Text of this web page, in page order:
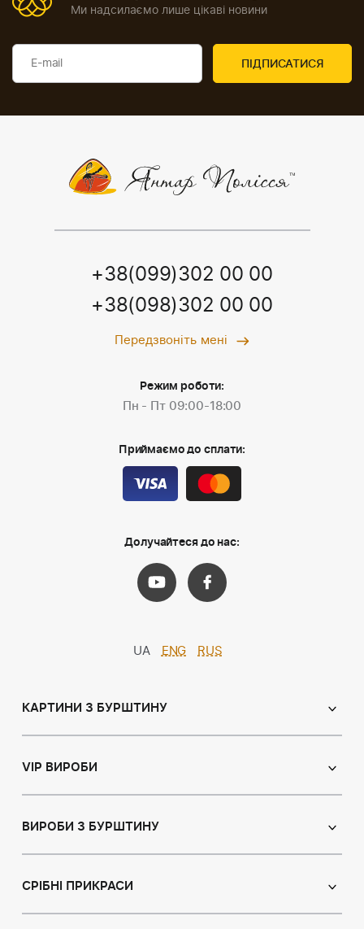
Ми надсилаємо лише цікаві новини
+38(099)302 00 00
+38(098)302 00 00
Передзвоніть мені
Режим роботи:
Пн - Пт 09:00-18:00
Приймаємо до сплати:
Долучайтеся до нас:
UA ENG RUS
КАРТИНИ З БУРШТИНУ
Іменні ікони
Натюрморт
Мисливська тема
VIP ВИРОБИ
Ікони з пластин
ВИРОБИ З БУРШТИНУ
Браслети
СРІБНІ ПРИКРАСИ